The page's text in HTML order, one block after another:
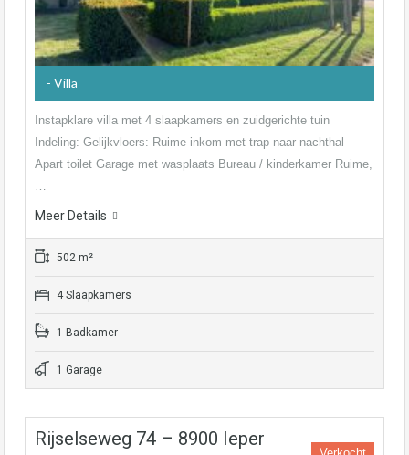
- Villa
Instapklare villa met 4 slaapkamers en zuidgerichte tuin
Indeling: Gelijkvloers: Ruime inkom met trap naar nachthal
Apart toilet Garage met wasplaats Bureau / kinderkamer Ruime,
Meer Details
502 m²
4 Slaapkamers
1 Badkamer
1 Garage
Rijselseweg 74 – 8900 Ieper
Verkocht